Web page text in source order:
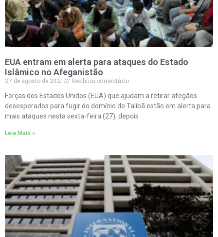
EUA entram em alerta para ataques do Estado
Islâmico no Afeganistão
27 de agosto de 2021
Nenhum comentário
Forças dos Estados Unidos (EUA) que ajudam a retirar afegãos
desesperados para fugir do domínio do Talibã estão em alerta para
mais ataques nesta sexta-feira (27), depois
Leia Mais »